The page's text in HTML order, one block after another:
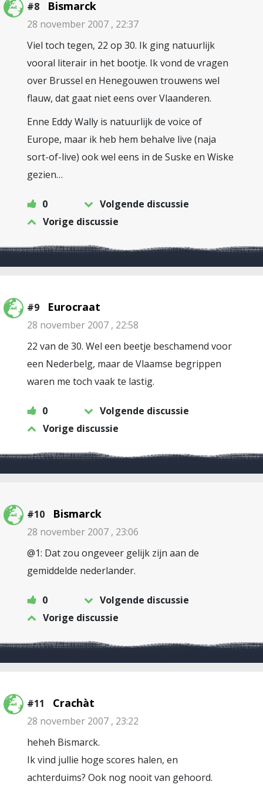
#8 Bismarck
28 november 2007 , 22:37
Viel toch tegen, 22 op 30. Ik ging natuurlijk
vooral literair in het bootje. Ik vond de vragen
over Brussel en Henegouwen trouwens wel
flauw, dat gaat niet eens over Vlaanderen.
Enne Eddy Wally is natuurlijk de voice of
Europe, maar ik heb hem behalve live (naja
sort-of-live) ook wel eens in de Suske en Wiske
gezien…
0
Volgende discussie
Vorige discussie
#9 Eurocraat
28 november 2007 , 22:58
22 van de 30. Wel een beetje beschamend voor
een Nederbelg, maar de Vlaamse begrippen
waren me toch vaak te lastig.
0
Volgende discussie
Vorige discussie
#10 Bismarck
28 november 2007 , 23:06
@1: Dat zou ongeveer gelijk zijn aan de
gemiddelde nederlander.
0
Volgende discussie
Vorige discussie
#11 Crachàt
28 november 2007 , 23:22
heheh Bismarck.
Ik vind jullie hoge scores halen, en
achterduims? Ook nog nooit van gehoord.